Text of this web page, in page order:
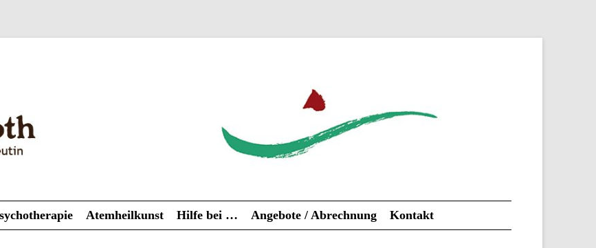
Inhalt
Atemheilkunst Hilfe bei … Angebote / Abrechnung Kontakt